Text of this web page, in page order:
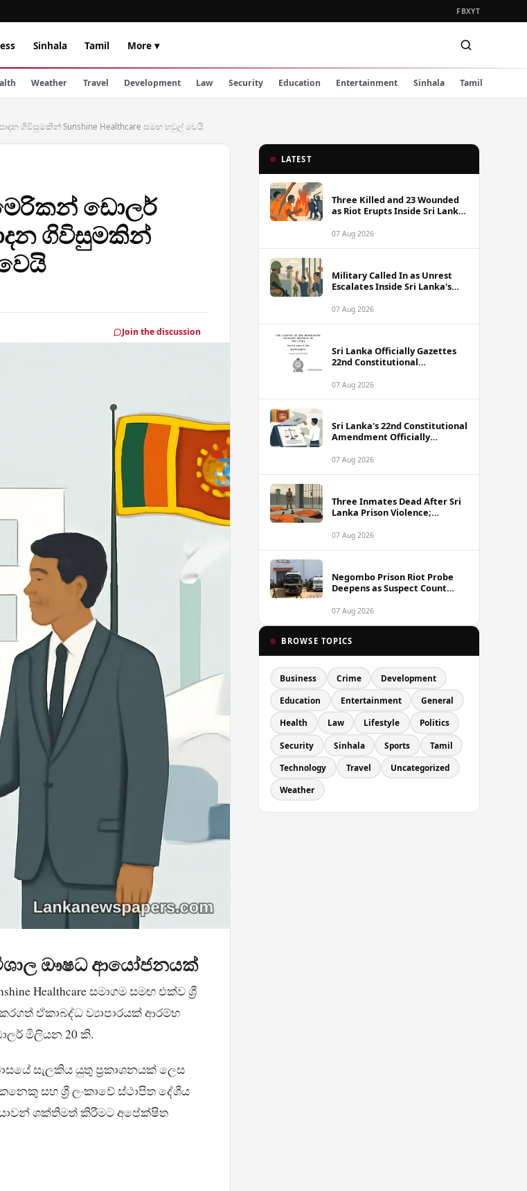
FBXYT
Sinhala Tamil More ▾
Weather Travel Development Law Security Education Entertainment Sinhala Tamil
ගිවිසුමකින් Sunshine Healthcare සමඟ හවුල් වෙයි
ඩොලර්
ගිවිසුමකින්
Join the discussion
ඖෂධ ආයෝජනයක්
Healthcare සමාගම සමඟ එක්ව ශ්‍රී
ඒකාබද්ධ ව්‍යාපාරයක් ආරම්භ
මිලියන 20 කි.
සැලකිය යුතු ප්‍රකාශනයක් ලෙස
සහ ශ්‍රී ලංකාවේ ස්ථාපිත දේශීය
ශක්තිමත් කිරීමට අපේක්ෂිත
LATEST
Three Killed and 23 Wounded
as Riot Erupts Inside Sri Lanka
07 Aug 2026
Military Called In as Unrest
Escalates Inside Sri Lanka's
07 Aug 2026
Sri Lanka Officially Gazettes
22nd Constitutional
07 Aug 2026
Sri Lanka's 22nd Constitutional
Amendment Officially
07 Aug 2026
Three Inmates Dead After Sri
Lanka Prison Violence;
Coordinated Plot
07 Aug 2026
Negombo Prison Riot Probe
Deepens as Suspect Count
07 Aug 2026
BROWSE TOPICS
Business Crime Development
Education Entertainment General
Health Law Lifestyle Politics
Security Sinhala Sports Tamil
Technology Travel Uncategorized
Weather